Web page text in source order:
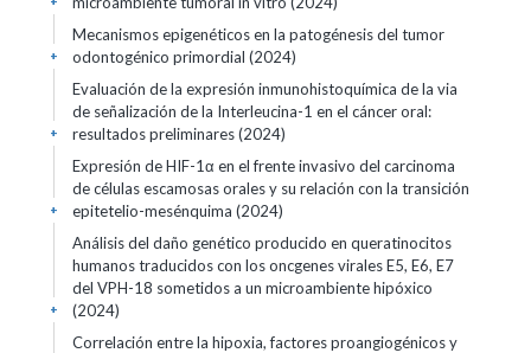
Mecanismos epigenéticos en la patogénesis del tumor
odontogénico primordial (2024)
+
Evaluación de la expresión inmunohistoquímica de la via
de señalización de la Interleucina-1 en el cáncer oral:
resultados preliminares (2024)
+
Expresión de HIF-1α en el frente invasivo del carcinoma
de células escamosas orales y su relación con la transición
epitetelio-mesénquima (2024)
+
Análisis del daño genético producido en queratinocitos
humanos traducidos con los oncgenes virales E5, E6, E7
del VPH-18 sometidos a un microambiente hipóxico
(2024)
+
Correlación entre la hipoxia, factores proangiogénicos y